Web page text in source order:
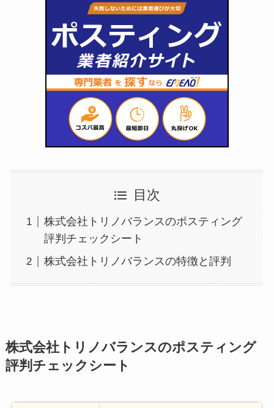
目次
株式会社トリノバランスのポスティング
評判チェックシート
株式会社トリノバランスの特徴と評判
株式会社トリノバランスのポスティング
評判チェックシート